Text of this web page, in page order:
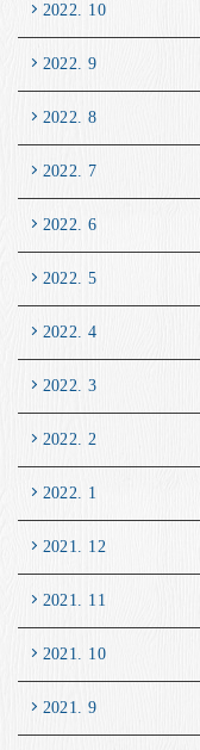
2022. 10
2022. 9
2022. 8
2022. 7
2022. 6
2022. 5
2022. 4
2022. 3
2022. 2
2022. 1
2021. 12
2021. 11
2021. 10
2021. 9